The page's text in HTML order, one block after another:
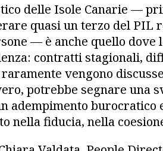
delle Isole Canarie —
quasi un terzo del PIL
— è anche quello
contratti stagionali,
vengono
potrebbe segnare una
adempimento burocratico
nella fiducia, nella